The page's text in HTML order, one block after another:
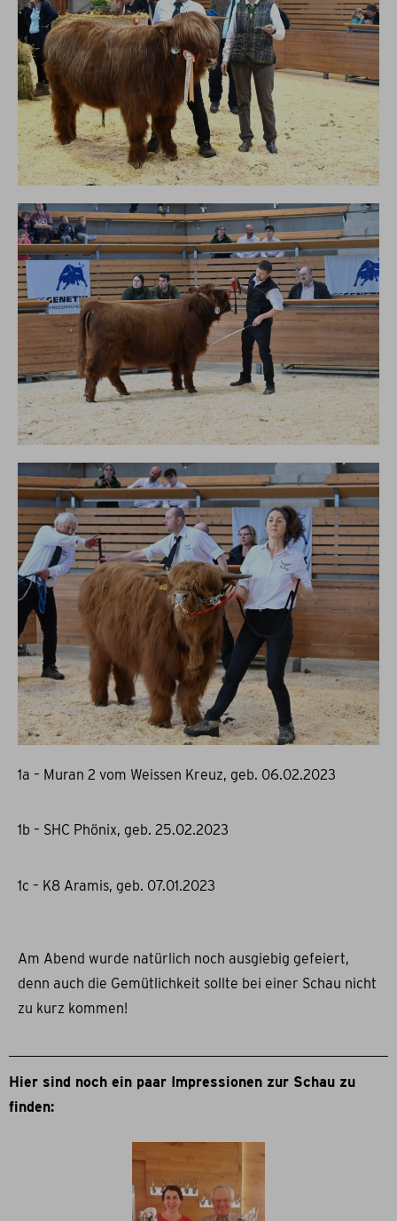
1a – Muran 2 vom Weissen Kreuz, geb. 06.02.2023
1b – SHC Phönix, geb. 25.02.2023
1c – K8 Aramis, geb. 07.01.2023
Am Abend wurde natürlich noch ausgiebig gefeiert,
denn auch die Gemütlichkeit sollte bei einer Schau nicht
zu kurz kommen!
Hier sind noch ein paar Impressionen zur Schau zu
finden: